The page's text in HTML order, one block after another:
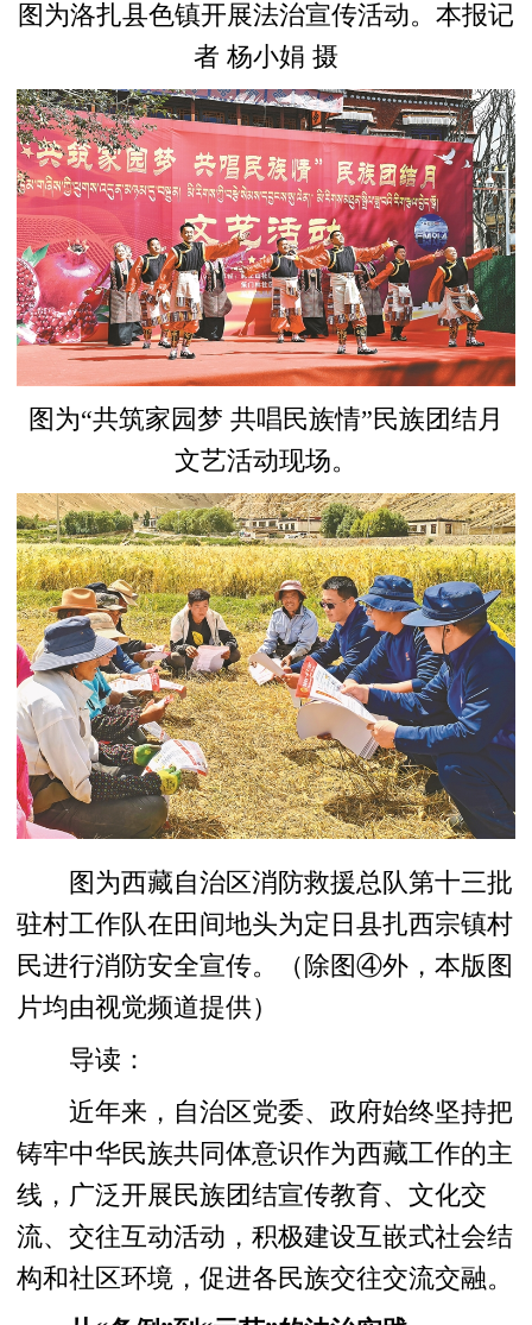
图为洛扎县色镇开展法治宣传活动。本报记
者 杨小娟 摄
图为“共筑家园梦 共唱民族情”民族团结月
文艺活动现场。
图为西藏自治区消防救援总队第十三批
驻村工作队在田间地头为定日县扎西宗镇村
民进行消防安全宣传。（除图④外，本版图
片均由视觉频道提供）
导读：
近年来，自治区党委、政府始终坚持把
铸牢中华民族共同体意识作为西藏工作的主
线，广泛开展民族团结宣传教育、文化交
流、交往互动活动，积极建设互嵌式社会结
构和社区环境，促进各民族交往交流交融。